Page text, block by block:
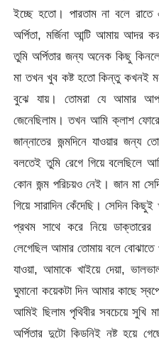
ইচ্ছে হতো। পারতাম না বলে
অর্পিতা, মর্জিনা আন্টি আমায়
তুমি অর্পিতার জন্য অনেক কিছু
মা তখন খুব কষ্ট হতো কিন্তু কখনই মন
বুঝে যায়। তোমরা যে আমার
জেনেছিলাম। তখন আমি ক্লাশ
জান্নাতের জন্মদিনে যাওয়ার জন্য
বলতেই তুমি রেগে গিয়ে
কোন জন্ম পরিচয়ও নেই। জান মা
গিয়ে সারাদিন কেঁদেছি। সেদিন
প্রথম সাথে করে নিয়ে
লেগেছিল আমার তোমায় বলে
যাওয়া, আমাকে খাইয়ে দেয়া,
ঘুমানো কয়েকটা দিন আমার কাছে
আমিই ছিলাম পৃথিবীর সবচেয়ে সুখি
অর্পিতার দুটো কিডনিই নষ্ট হয়ে